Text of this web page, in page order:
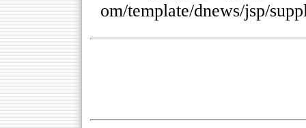
om/template/dnews/jsp/